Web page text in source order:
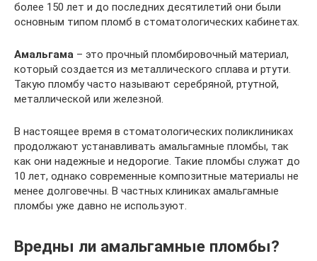
более 150 лет и до последних десятилетий они были
основным типом пломб в стоматологических кабинетах.
Амальгама – это прочный пломбировочный материал,
который создается из металлического сплава и ртути.
Такую пломбу часто называют серебряной, ртутной,
металлической или железной.
В настоящее время в стоматологических поликлиниках
продолжают устанавливать амальгамные пломбы, так
как они надежные и недорогие. Такие пломбы служат до
10 лет, однако современные композитные материалы не
менее долговечны. В частных клиниках амальгамные
пломбы уже давно не используют.
Вредны ли амальгамные пломбы?